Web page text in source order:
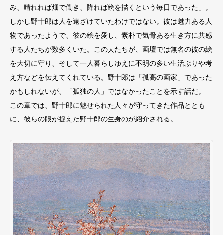
み、晴れれば畑で働き、降れば絵を描くという毎⽇であった」。
しかし野⼗郎は⼈を遠ざけていたわけではない。彼は魅⼒ある⼈
物であったようで、彼の絵を愛し、素朴で気⾻ある⽣き⽅に共感
する⼈たちが数多くいた。この⼈たちが、画壇では無名の彼の絵
を⼤切に守り、そして⼀⼈暮らしゆえに不明の多い⽣活ぶりや考
え⽅などを伝えてくれている。野⼗郎は「孤⾼の画家」であった
かもしれないが、「孤独の⼈」ではなかったことを⽰す話だ。
この章では、野⼗郎に魅せられた⼈々が守ってきた作品ととも
に、彼らの眼が捉えた野⼗郎の⽣⾝のが紹介される。